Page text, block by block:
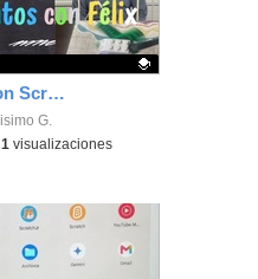
Programa con Scratch juegos con los partidos del mundial 2026 ganados por España
G.
1 visualizaciones